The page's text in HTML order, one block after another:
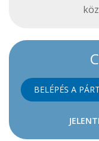
BELÉPÉS A